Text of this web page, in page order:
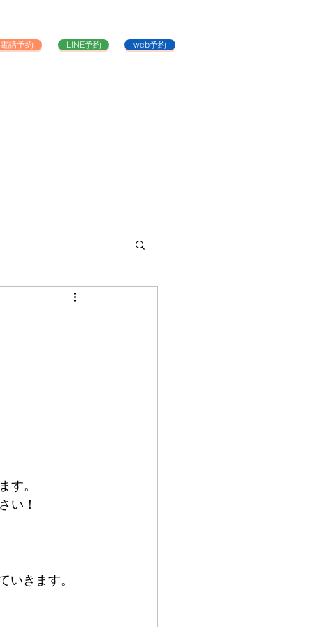
電話予約 LINE予約 web予約
す。
い！
いきます。